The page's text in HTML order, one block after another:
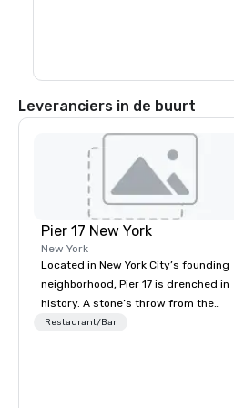
Leveranciers in de buurt
Pier 17 New York
New York
Located in New York City’s founding
neighborhood, Pier 17 is drenched in
history. A stone’s throw from the
Financial District and The World Trade
Restaurant/Bar